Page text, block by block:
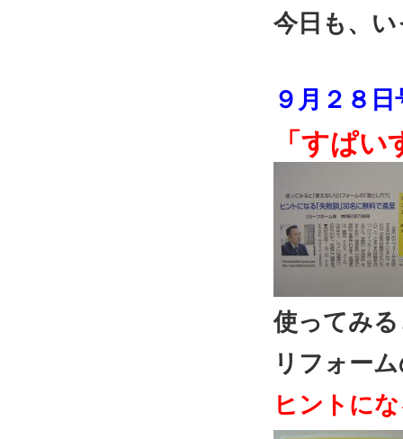
今日も、
９月２８
「すぱい
使ってみ
リフォー
ヒントに